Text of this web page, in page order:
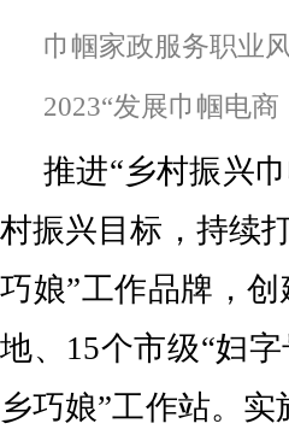
巾帼家政服务职业
2023“发展巾帼电
推进“乡村振兴
村振兴目标，持续
巧娘”工作品牌，
地、15个市级“妇
乡巧娘”工作站。